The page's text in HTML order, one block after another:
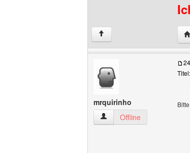
↑
mrquirinho
mrquirinho Benutzer-Profile
Offline
Titel: